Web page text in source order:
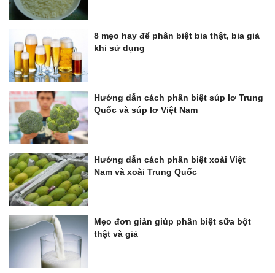
8 mẹo hay để phân biệt bia thật, bia giả
khi sử dụng
Hướng dẫn cách phân biệt súp lơ Trung
Quốc và súp lơ Việt Nam
Hướng dẫn cách phân biệt xoài Việt
Nam và xoài Trung Quốc
Mẹo đơn giản giúp phân biệt sữa bột
thật và giả